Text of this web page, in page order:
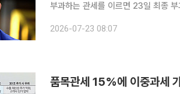
부과하는 관세를 이르면 23일 최종 부과할 것이라고 밝혔다
상대로 강제노동으로 생산된 제품 대
2026-07-23 08:07